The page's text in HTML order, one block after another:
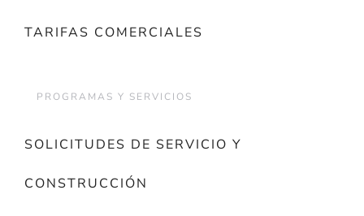
TARIFAS COMERCIALES
PROGRAMAS Y SERVICIOS
SOLICITUDES DE SERVICIO Y
CONSTRUCCIÓN